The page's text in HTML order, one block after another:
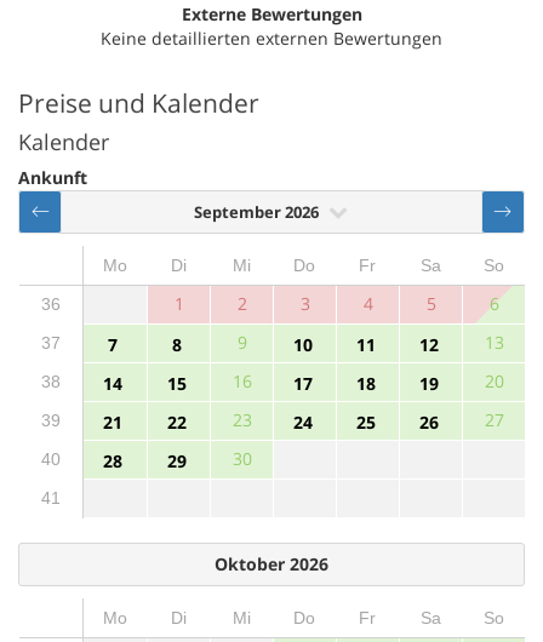
Externe Bewertungen
Keine detaillierten externen Bewertungen
Preise und Kalender
Kalender
Ankunft
September 2026
Mo Di Mi Do Fr Sa
So
36
1 2 3 4 5 6
37 7 8 9 10 11 12 13
38 14 15 16 17 18 19 20
39 21 22 23 24 25 26 27
40 28 29 30
41
Oktober 2026
Mo Di Mi Do Fr Sa
So